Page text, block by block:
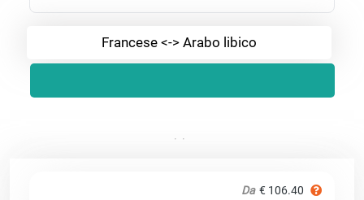
Francese <-> Arabo libico
Da € 106.40